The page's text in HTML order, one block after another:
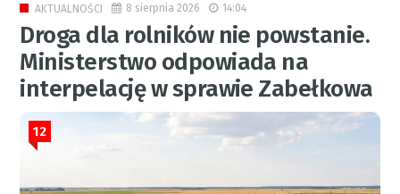
AKTUALNOŚCI 8 sierpnia 2026 14:04
Droga dla rolników nie powstanie.
Ministerstwo odpowiada na
interpelację w sprawie Zabełkowa
12